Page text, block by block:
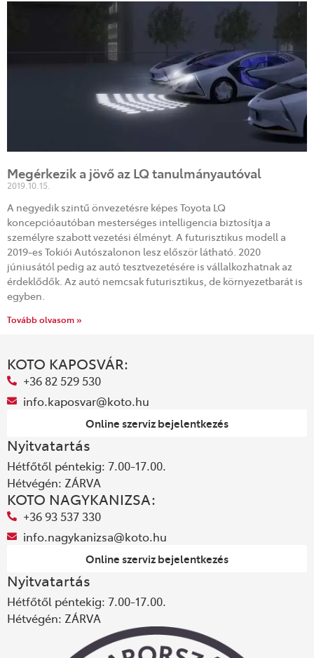
Megérkezik a jövő az LQ tanulmányautóval
2019.10.15.
A negyedik szintű önvezetésre képes Toyota LQ
koncepcióautóban mesterséges intelligencia biztosítja a
személyre szabott vezetési élményt. A futurisztikus modell a
2019-es Tokiói Autószalonon lesz először látható. 2020
júniusától pedig az autó tesztvezetésére is vállalkozhatnak az
érdeklődők. Az autó nemcsak futurisztikus, de környezetbarát is
egyben.
Tovább olvasom »
KOTO KAPOSVÁR:
+36 82 529 530
info.kaposvar@koto.hu
Online szerviz bejelentkezés
Nyitvatartás
Hétfőtől péntekig: 7.00-17.00.
Hétvégén: ZÁRVA
KOTO NAGYKANIZSA:
+36 93 537 330
info.nagykanizsa@koto.hu
Online szerviz bejelentkezés
Nyitvatartás
Hétfőtől péntekig: 7.00-17.00.
Hétvégén: ZÁRVA